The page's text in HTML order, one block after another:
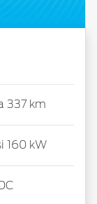
337 km
160 kW